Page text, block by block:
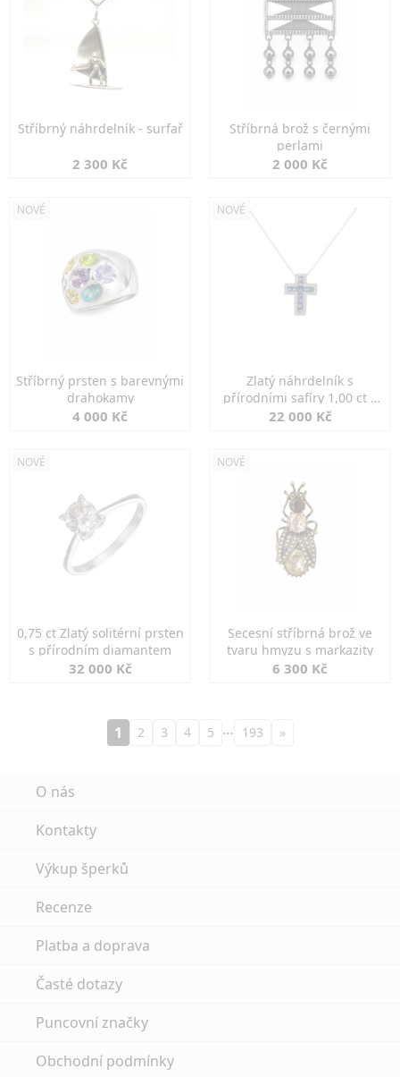
Stříbrný náhrdelník - surfař
2 300 Kč
Stříbrná brož s černými
perlami
2 000 Kč
NOVÉ
Stříbrný prsten s barevnými
drahokamy
4 000 Kč
NOVÉ
Zlatý náhrdelník s
přírodními safíry 1,00 ct a
diamanty
22 000 Kč
NOVÉ
0,75 ct Zlatý solitérní prsten
s přírodním diamantem
32 000 Kč
NOVÉ
Secesní stříbrná brož ve
tvaru hmyzu s markazity
6 300 Kč
1 2 3 4 5 … 193 »
O nás
Kontakty
Výkup šperků
Recenze
Platba a doprava
Časté dotazy
Puncovní značky
Obchodní podmínky